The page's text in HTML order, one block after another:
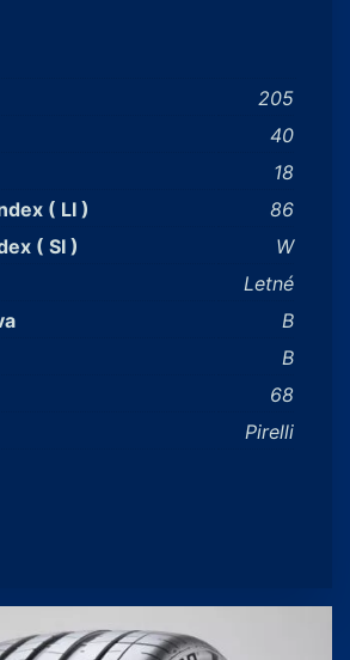
205
40
18
( LI )
86
( SI )
W
Letné
B
B
68
Pirelli